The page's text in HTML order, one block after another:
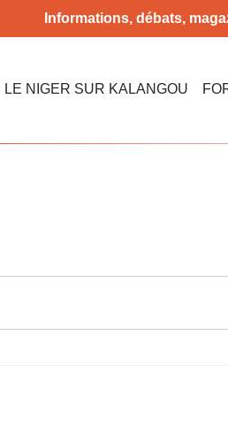
Informations, débats,
LE NIGER SUR KALANGOU